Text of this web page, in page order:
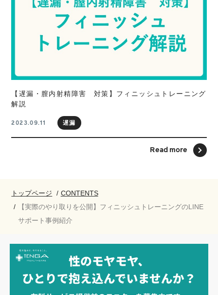
【遅漏・膣内射精障害 対策】フィニッシュトレーニング
解説
2023.09.11 遅漏
Read more
トップページ
CONTENTS
【実際のやり取りを公開】フィニッシュトレーニングのLINE
サポート事例紹介